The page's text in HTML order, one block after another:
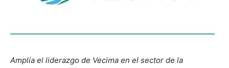
Amplía el liderazgo de Vecima en el sector de la